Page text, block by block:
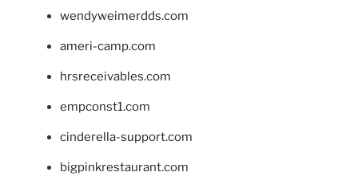
wendyweimerdds.com
ameri-camp.com
hrsreceivables.com
empconst1.com
cinderella-support.com
bigpinkrestaurant.com